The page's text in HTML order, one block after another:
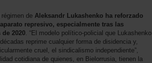
de Aleksandr Lukashenko ha reforzado
represivo, especialmente tras las
2020 . “El modelo político-policial que Lukashenko
reprime cualquier forma de disidencia y,
cruel, el sindicalismo independiente”,
cotidiana de quienes, en Bielorrusia, tienen la